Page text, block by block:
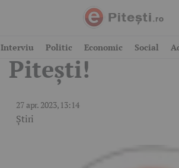
Interviu Politic Economic Social
Voltaj, mega
Pitești!
27 apr. 2023, 13:14
Știri